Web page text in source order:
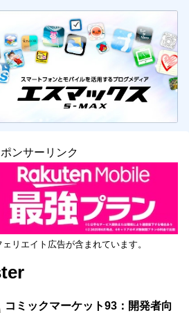
ンサーリンク
リエイト広告が含まれています。
コミックマーケット93：開発者向